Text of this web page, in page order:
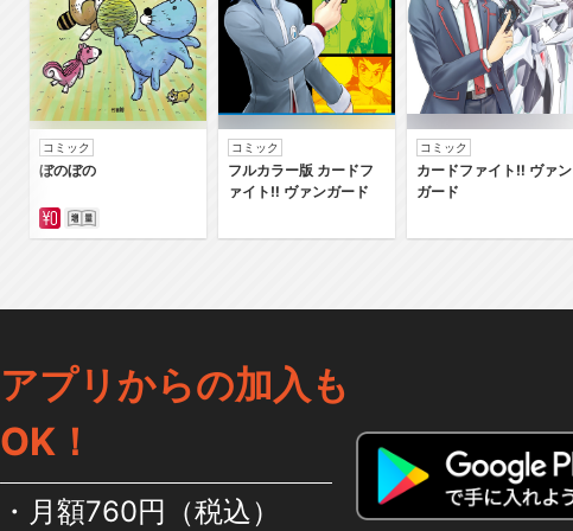
コミック
ぼのぼの
コミック
フルカラー版 カードフ
ァイト‼ ヴァンガード
コミック
カードファイト‼ ヴァン
ガード
アプリからの加入も
OK！
月額760円（税込）